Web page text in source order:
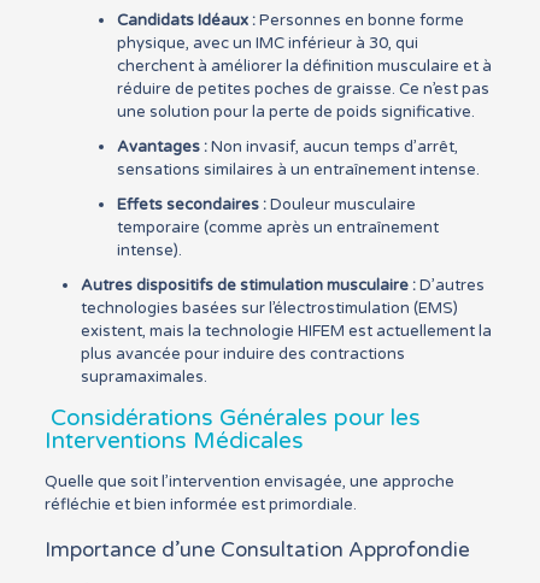
Candidats Idéaux :Personnes en bonne forme
physique, avec un IMC inférieur à 30, qui
cherchent à améliorer la définition musculaire et à
réduire de petites poches de graisse. Ce n’est pas
une solution pour la perte de poids significative.
Avantages :Non invasif, aucun temps d’arrêt,
sensations similaires à un entraînement intense.
Effets secondaires :Douleur musculaire
temporaire (comme après un entraînement
intense).
Autres dispositifs de stimulation musculaire :D’autres
technologies basées sur l’électrostimulation (EMS)
existent, mais la technologie HIFEM est actuellement la
plus avancée pour induire des contractions
supramaximales.
Considérations Générales pour les
Interventions Médicales
Quelle que soit l’intervention envisagée, une approche
réfléchie et bien informée est primordiale.
Importance d’une Consultation Approfondie